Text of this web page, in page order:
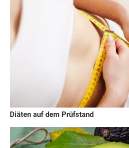
Diäten auf dem Prüfstand